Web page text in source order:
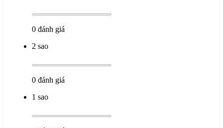
KWW: Lỗ cốt, để lựa chọn BT cho đúng(mm)
LF: Tổng chiều dài dao phay (mm).
CICT: Số lượng mảnh cắt lắp trên dao phay.
0 đánh giá
2 sao
0 đánh giá
1 sao